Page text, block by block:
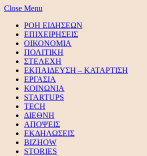
Close Menu
ΡΟΗ ΕΙΔΗΣΕΩΝ
ΕΠΙΧΕΙΡΗΣΕΙΣ
ΟΙΚΟΝΟΜΙΑ
ΠΟΛΙΤΙΚΗ
ΣΤΕΛΕΧΗ
ΕΚΠΑΙΔΕΥΣΗ – ΚΑΤΑΡΤΙΣΗ
ΕΡΓΑΣΙΑ
ΚΟΙΝΩΝΙΑ
STARTUPS
TECH
ΔΙΕΘΝΗ
ΑΠΟΨΕΙΣ
ΕΚΔΗΛΩΣΕΙΣ
BIZHOW
STORIES